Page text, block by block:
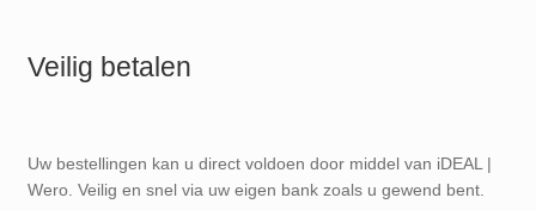
Veilig betalen
Uw bestellingen kan u direct voldoen door middel van iDEAL |
Wero. Veilig en snel via uw eigen bank zoals u gewend bent.